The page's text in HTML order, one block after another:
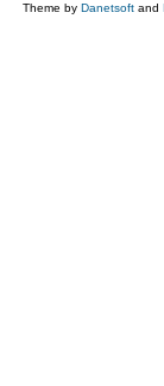
Theme by Danetsoft and